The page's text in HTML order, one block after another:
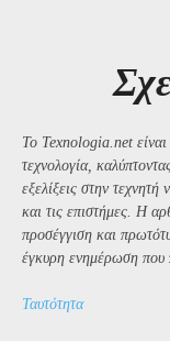
Το Texnologia.net
τεχνολογία,
εξελίξεις στην
και τις επιστήμες. Η
προσέγγιση και
έγκυρη ενημέρωση που
Ταυτότητα